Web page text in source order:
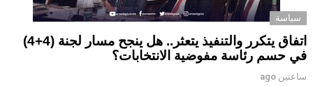
سياسة
اتفاق يتكرر والتنفيذ يتعثر.. هل ينجح مسار لجنة (4+4)
في حسم رئاسة مفوضية الانتخابات؟
ساعتين ago